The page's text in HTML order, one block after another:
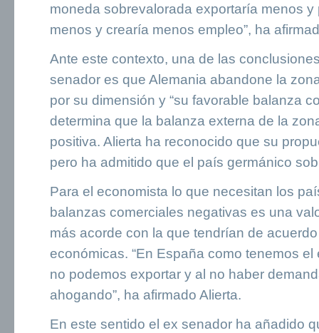
moneda sobrevalorada exportaría menos y
menos y crearía menos empleo”, ha
Ante este contexto, una de las
senador es que Alemania abandone la
por su dimensión y “su favorable balanza
determina que la balanza externa de la
positiva. Alierta ha reconocido que su
pero ha admitido que el país germánico
Para el economista lo que necesitan los
balanzas comerciales negativas es una
más acorde con la que tendrían de
económicas. “En España como tenemos
no podemos exportar y al no haber
ahogando”, ha afirmado Alierta.
En este sentido el ex senador ha añadido